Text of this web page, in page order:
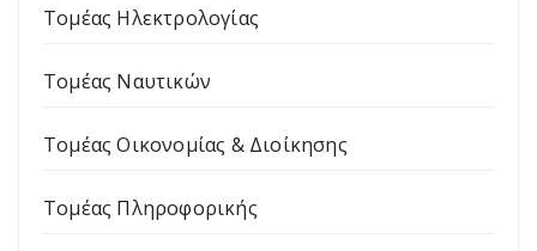
Τομέας Ηλεκτρολογίας
Τομέας Ναυτικών
Τομέας Οικονομίας & Διοίκησης
Τομέας Πληροφορικής